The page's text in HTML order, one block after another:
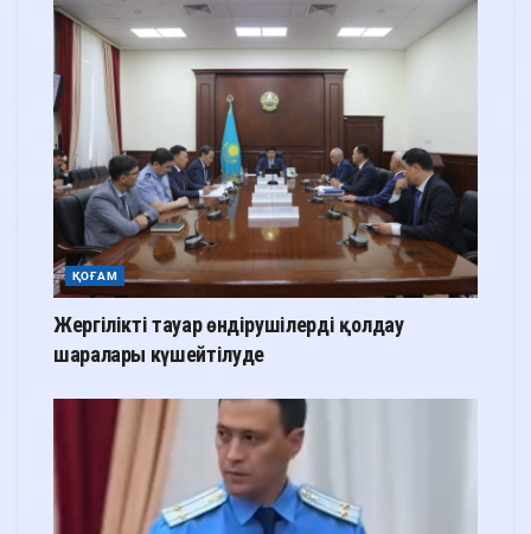
ҚОҒАМ
Жергілікті тауар өндірушілерді қолдау
шаралары күшейтілуде